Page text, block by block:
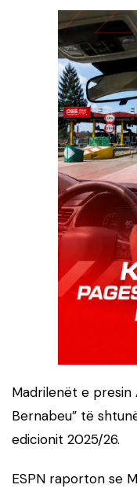
Madrilenët e presin
Bernabeu” të
edicionit 2025/26.
ESPN raporton se